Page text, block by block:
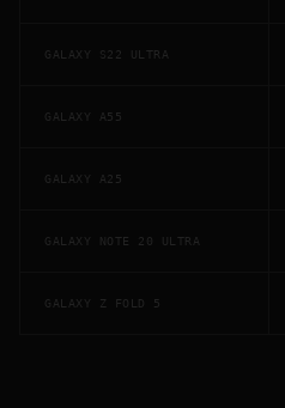
GALAXY S22 ULTRA
GALAXY A55
GALAXY A25
GALAXY NOTE 20 ULTRA
GALAXY Z FOLD 5